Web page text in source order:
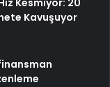
Kavuşuyor